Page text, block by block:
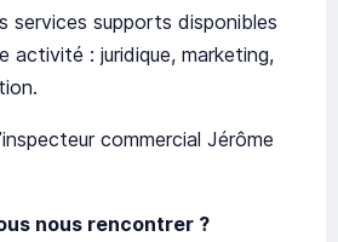
services supports disponibles
activité : juridique, marketing,
commercial Jérôme
nous rencontrer ?